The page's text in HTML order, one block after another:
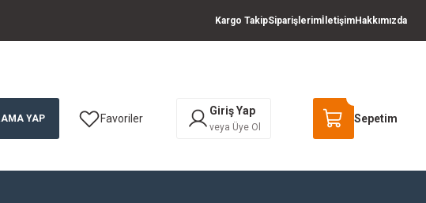
Kargo TakipSiparişlerimİletişimHakkımızda
YAP Favoriler
Giriş Yap
veya Üye Ol
Sepetim